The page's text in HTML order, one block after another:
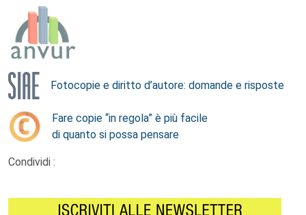
Fotocopie e diritto d’autore: domande e risposte
Fare copie “in regola” è più facile
di quanto si possa pensare
Condividi :